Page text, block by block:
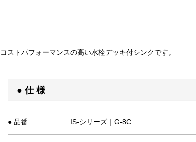
コストパフォーマンスの高い水栓デッキ付シンクです。
● 仕 様
● 品番 IS-シリーズ｜G-8C